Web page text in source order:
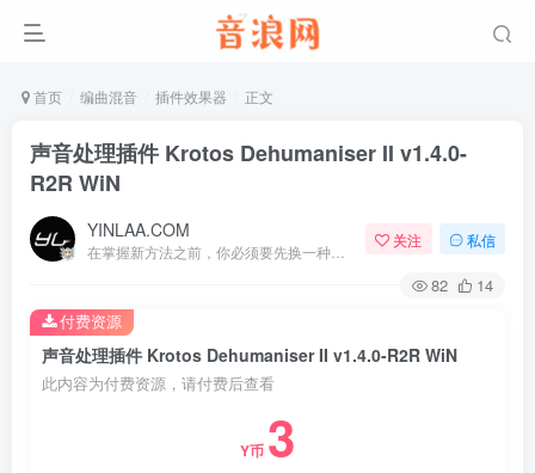
首页 编曲混音 插件效果器 正文
声音处理插件 Krotos Dehumaniser II v1.4.0-
R2R WiN
YINLAA.COM 关注 私信
82 14
声音处理插件 Krotos Dehumaniser II v1.4.0-R2R WiN
此内容为付费资源，请付费后查看
Y币 3
付费资源